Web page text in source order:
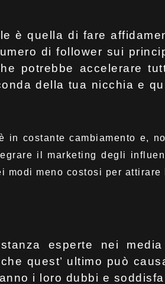
è quella di fare
di follower sui
potrebbe accelerare
della tua nicchia e
in costante cambiamento e,
il marketing degli
modi meno costosi per
esperte nei
quest’ ultimo può
i loro dubbi e